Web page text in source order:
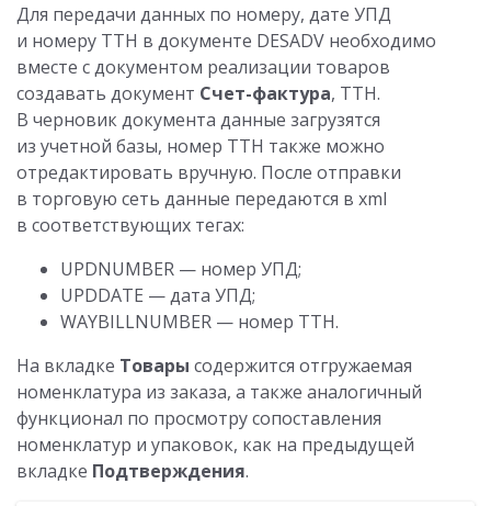
Для передачи данных по номеру, дате УПД
и номеру ТТН в документе DESADV необходимо
вместе с документом реализации товаров
создавать документ Счет-фактура, ТТН.
В черновик документа данные загрузятся
из учетной базы, номер ТТН также можно
отредактировать вручную. После отправки
в торговую сеть данные передаются в xml
в соответствующих тегах:
UPDNUMBER — номер УПД;
UPDDATE — дата УПД;
WAYBILLNUMBER — номер ТТН.
На вкладке Товары содержится отгружаемая
номенклатура из заказа, а также аналогичный
функционал по просмотру сопоставления
номенклатур и упаковок, как на предыдущей
вкладке Подтверждения.